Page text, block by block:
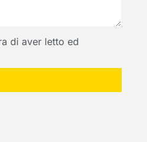
di aver letto ed